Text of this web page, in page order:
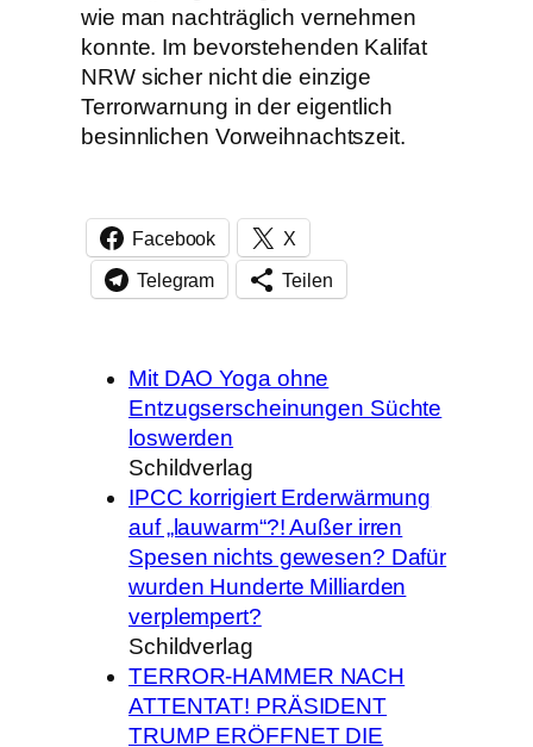
wie man nachträglich vernehmen
konnte. Im bevorstehenden Kalifat
NRW sicher nicht die einzige
Terrorwarnung in der eigentlich
besinnlichen Vorweihnachtszeit.
Facebook X
Telegram Teilen
Mit DAO Yoga ohne
Entzugserscheinungen Süchte
loswerden
Schildverlag
IPCC korrigiert Erderwärmung
auf „lauwarm“?! Außer irren
Spesen nichts gewesen? Dafür
wurden Hunderte Milliarden
verplempert?
Schildverlag
TERROR-HAMMER NACH
ATTENTAT! PRÄSIDENT
TRUMP ERÖFFNET DIE